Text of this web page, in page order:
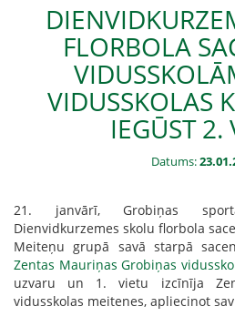
FLORBOLA
VIDUSSKOLAS
IEGŪST 2.
Datums:
21. janvārī, Grobiņas
Dienvidkurzemes skolu florbola
Meiteņu grupā savā starpā
Zentas Mauriņas Grobiņas
uzvaru un 1. vietu izcīnīja
vidusskolas meitenes, apliecinot